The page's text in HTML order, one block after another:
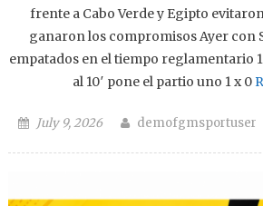
frente a Cabo Verde y Egipto
ganaron los compromisos Ayer con
empatados en el tiempo reglamentario
al 10′ pone el partio uno 1 x 0
Posted on
July 9, 2026 Author
demofgmsportuser